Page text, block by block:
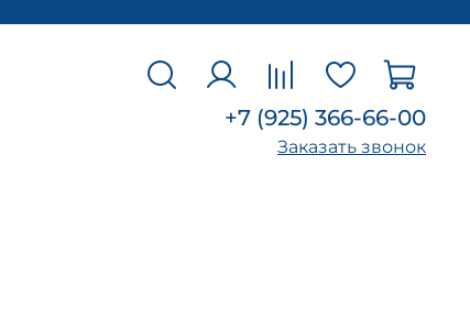
+7 (925) 366-66-00
Заказать звонок